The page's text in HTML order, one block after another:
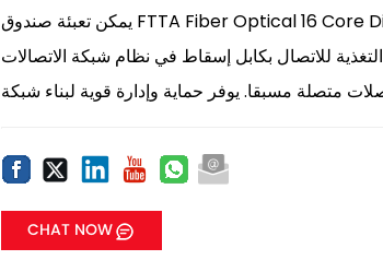
يمكن تعبئة صندوق FTTA Fiber Optical 16 Core Dile مع مقسومات بدون كتلة. يتم استخدام الجهاز كنقطة إنهاء لكابل
التغذية للاتصال بكابل إسقاط في نظام شبكة الاتصالات FTTX. يمكن أن يتم تقسيم الألياف ، والتوزيع في هذا المربع ، لا حاجة فتح
CHAT NOW